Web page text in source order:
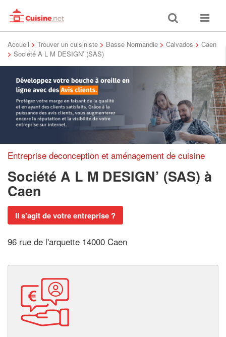
Toggle
search
Toggle
Accueil > Trouver un cuisiniste > Basse Normandie > Calvados > Caen
> Société A L M DESIGN’ (SAS)
Entreprise deconception et aménagement de cuisine
Société A L M DESIGN’ (SAS) à
Caen
Il s'agit de votre entreprise ?
96 rue de l'arquette 14000 Caen